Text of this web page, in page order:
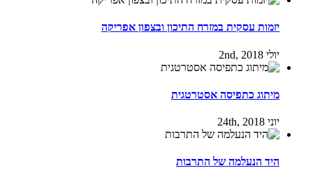
יזמות עסקית במזרח התיכון ובצפון אפריקה
יולי 2nd, 2018
מיתוג כתפיסה אסטרטגית
יוני 24th, 2018
היד הנעלמה של התרבות